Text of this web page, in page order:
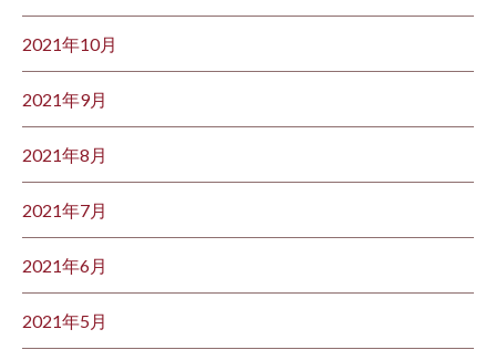
2021年10月
2021年9月
2021年8月
2021年7月
2021年6月
2021年5月